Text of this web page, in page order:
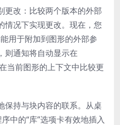
更改：比较两个版本的外部
情况下实现更改。现在，您
用于附加到图形的外部参
则通知将自动显示在
当前图形的上下文中比较更
保持与块内容的联系。从桌
中的“库”选项卡有效地插入